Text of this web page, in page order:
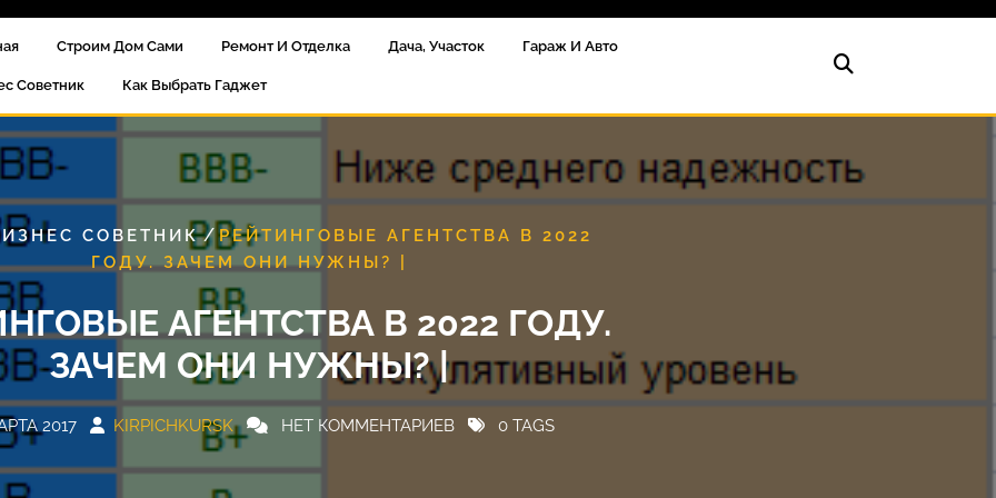
Строим Дом Сами Ремонт И Отделка Дача, Участок Гараж И Авто
Советник Как Выбрать Гаджет
СОВЕТНИК/РЕЙТИНГОВЫЕ АГЕНТСТВА В 2022
ГОДУ. ЗАЧЕМ ОНИ НУЖНЫ? |
АГЕНТСТВА В 2022 ГОДУ.
ЗАЧЕМ ОНИ НУЖНЫ? |
2017 KIRPICHKURSK НЕТ КОММЕНТАРИЕВ 0 TAGS